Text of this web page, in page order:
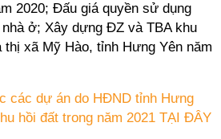
2020; Đấu giá quyền sử dụng
ở; Xây dựng ĐZ và TBA khu
xã Mỹ Hào, tỉnh Hưng Yên năm
các dự án do HĐND tỉnh Hưng
hồi đất trong năm 2021 TẠI ĐÂY